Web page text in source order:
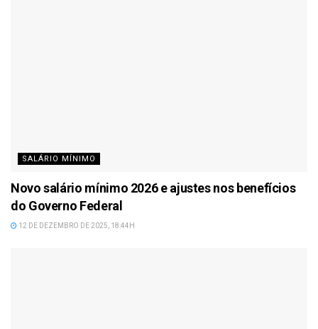
SALÁRIO MÍNIMO
Novo salário mínimo 2026 e ajustes nos benefícios
do Governo Federal
12 DE DEZEMBRO DE 2025, 18:44H